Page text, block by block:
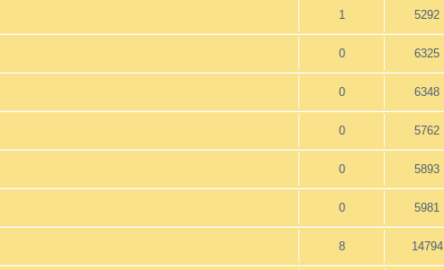
1 5292
0 6325
0 6348
0 5762
0 5893
0 5981
8 14794